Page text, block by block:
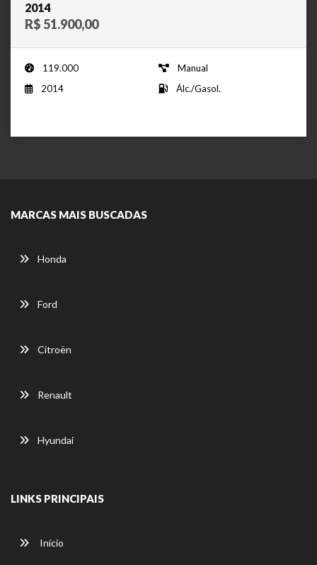
2014
R$ 51.900,00
119.000
Manual
2014
Álc./Gasol.
MARCAS MAIS BUSCADAS
Honda
Ford
Citroën
Renault
Hyundai
LINKS PRINCIPAIS
Início